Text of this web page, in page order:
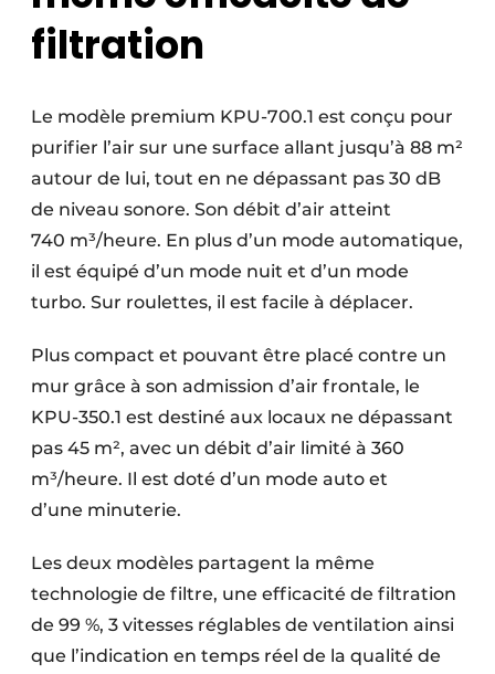
filtration
Le modèle premium KPU-700.1 est conçu pour
purifier l’air sur une surface allant jusqu’à 88 m²
autour de lui, tout en ne dépassant pas 30 dB
de niveau sonore. Son débit d’air atteint
740 m³/heure. En plus d’un mode automatique,
il est équipé d’un mode nuit et d’un mode
turbo. Sur roulettes, il est facile à déplacer.
Plus compact et pouvant être placé contre un
mur grâce à son admission d’air frontale, le
KPU-350.1 est destiné aux locaux ne dépassant
pas 45 m², avec un débit d’air limité à 360
m³/heure. Il est doté d’un mode auto et
d’une minuterie.
Les deux modèles partagent la même
technologie de filtre, une efficacité de filtration
de 99 %, 3 vitesses réglables de ventilation ainsi
que l’indication en temps réel de la qualité de